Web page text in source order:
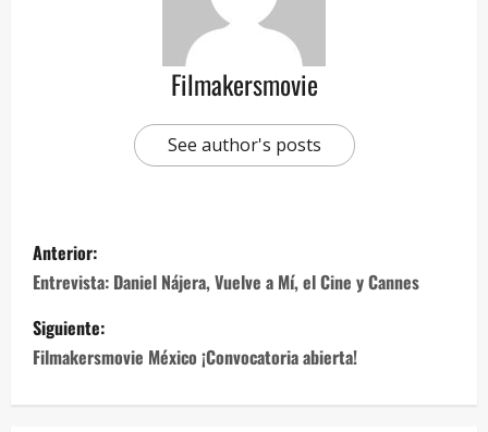
Filmakersmovie
See author's posts
Anterior:
Entrevista: Daniel Nájera, Vuelve a Mí, el Cine y Cannes
Siguiente:
Filmakersmovie México ¡Convocatoria abierta!